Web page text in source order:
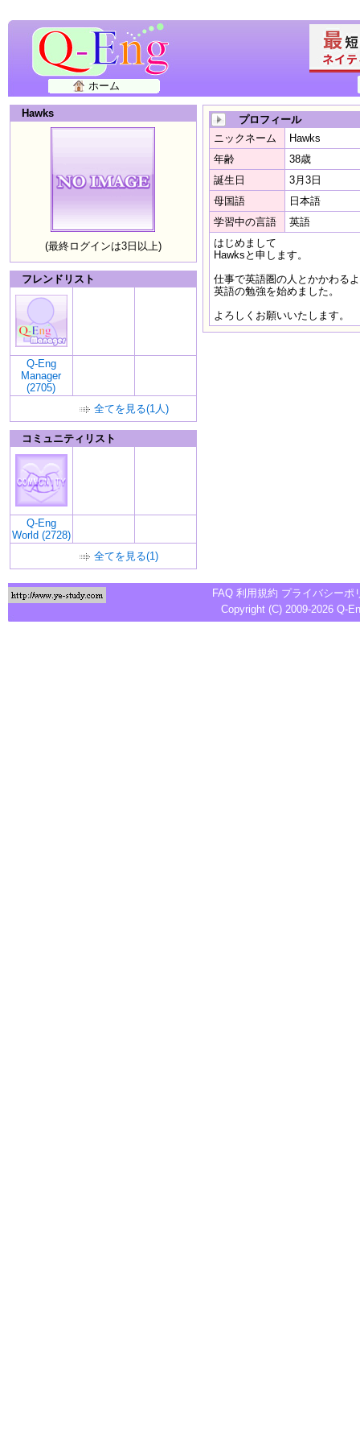
ホーム
Hawks
(最終ログインは3日以上)
フレンドリスト
Q-Eng
Manager
(2705)
全てを見る(1人)
コミュニティリスト
Q-Eng
World (2728)
全てを見る(1)
プロフィール
ニックネーム
Hawks
年齢
38歳
誕生日
3月3日
母国語
日本語
学習中の言語
英語
はじめまして
Hawksと申します。
仕事で英語圏の人とかかわる
英語の勉強を始めました。
よろしくお願いいたします。
FAQ 利用規約 プライバシーポ
Copyright (C) 2009-2026 Q-